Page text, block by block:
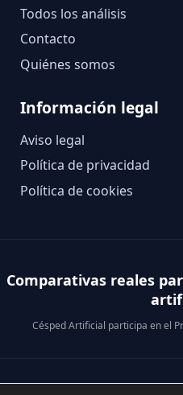
Todos los análisis
Contacto
Quiénes somos
Información legal
Aviso legal
Política de privacidad
Política de cookies
Comparativas reales
Césped Artificial participa en el